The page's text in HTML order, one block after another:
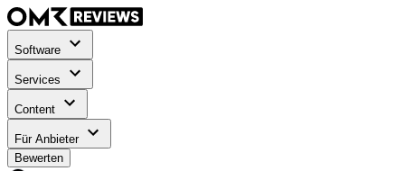
Software
Services
Content
Für Anbieter
Bewerten